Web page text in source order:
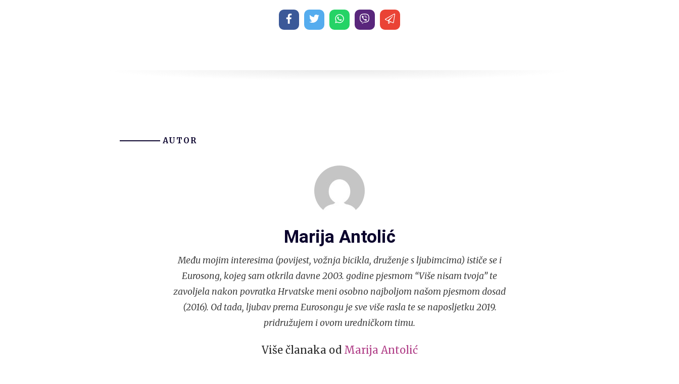
AUTOR
Marija Antolić
Među mojim interesima (povijest, vožnja bicikla, druženje s ljubimcima) ističe se i
Eurosong, kojeg sam otkrila davne 2003. godine pjesmom “Više nisam tvoja” te
zavoljela nakon povratka Hrvatske meni osobno najboljom našom pjesmom dosad
(2016). Od tada, ljubav prema Eurosongu je sve više rasla te se naposljetku 2019.
pridružujem i ovom uredničkom timu.
Više članaka od Marija Antolić